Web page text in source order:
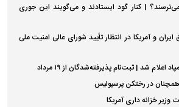
| کنار گود ایستادند و می‌گویند این جوری
و آمریکا در انتظار تأیید شورای عالی امنیت ملی
شد | ثبت‌نام پذیرفته‌شدگان از ۱۹ مرداد
در رختکن پرسپولیس
خزانه داری آمریکا